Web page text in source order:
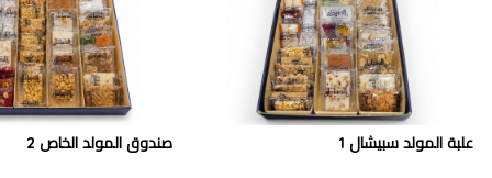
علبة المولد سبيشال 1 صندوق المولد الخاص 2